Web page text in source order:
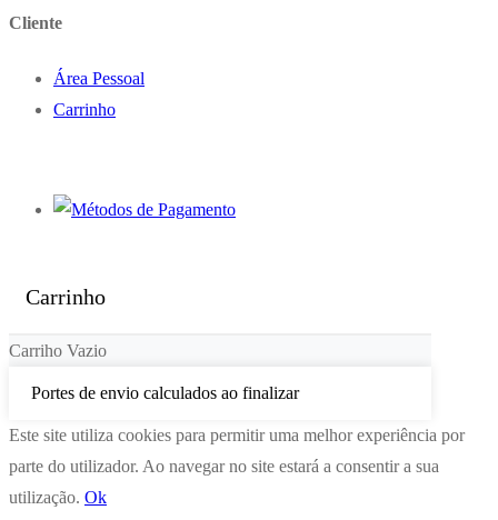
Cliente
Área Pessoal
Carrinho
Carrinho
Carriho Vazio
Portes de envio calculados ao finalizar
Este site utiliza cookies para permitir uma melhor experiência por
parte do utilizador. Ao navegar no site estará a consentir a sua
utilização. Ok